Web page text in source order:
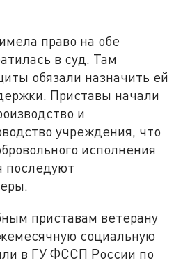
право на обе
в суд. Там
обязали назначить ей
Приставы начали
и
учреждения, что
исполнения
последуют
приставам ветерану
социальную
в ГУ ФССП России по